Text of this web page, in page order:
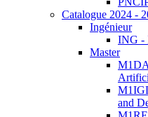
Catalogue 2024 -
Ingénieur
ING -
Master
and